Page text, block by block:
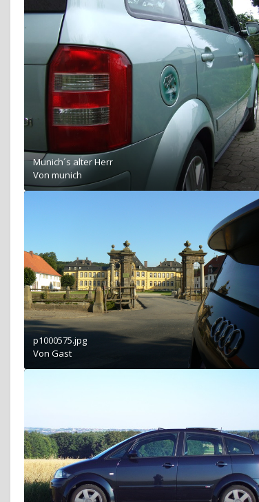
Munich´s alter Herr
Von munich
p1000575.jpg
Von Gast